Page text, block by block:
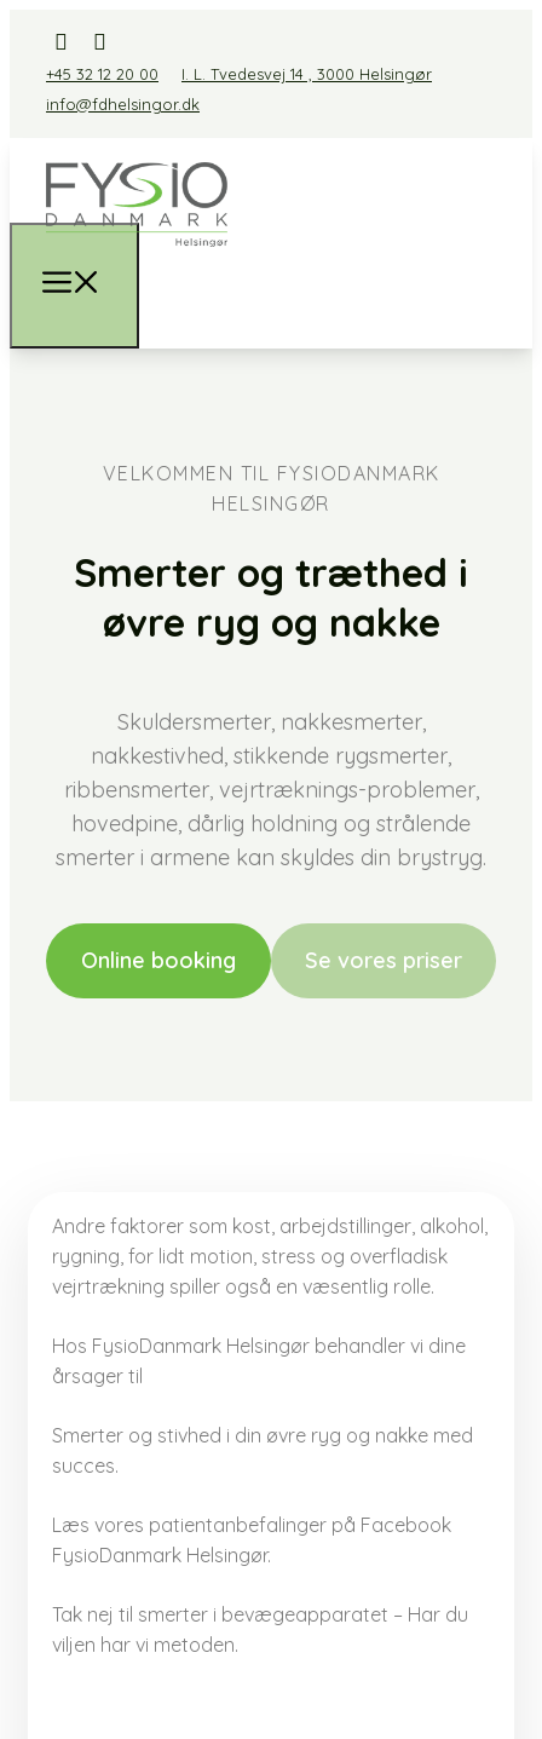
+45 32 12 20 00
I. L. Tvedesvej 14 , 3000 Helsingør
info@fdhelsingor.dk
VELKOMMEN TIL FYSIODANMARK
HELSINGØR
Smerter og træthed i
øvre ryg og nakke
Skuldersmerter, nakkesmerter,
nakkestivhed, stikkende rygsmerter,
ribbensmerter, vejrtræknings-problemer,
hovedpine, dårlig holdning og strålende
smerter i armene kan skyldes din brystryg.​​
Online booking Se vores priser
Andre faktorer som kost, arbejdstillinger, alkohol,
rygning, for lidt motion, stress og overfladisk
vejrtrækning spiller også en væsentlig rolle.
Hos FysioDanmark Helsingør behandler vi dine
årsager til
Smerter og stivhed i din øvre ryg og nakke med
succes.
Læs vores patientanbefalinger på Facebook
FysioDanmark Helsingør.
Tak nej til smerter i bevægeapparatet – Har du
viljen har vi metoden.